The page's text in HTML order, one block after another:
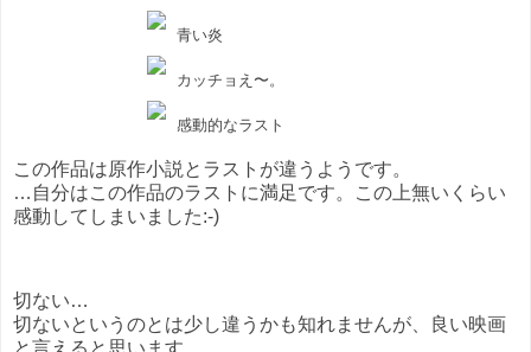
青い炎
カッチョえ〜。
感動的なラスト
この作品は原作小説とラストが違うようです。
…自分はこの作品のラストに満足です。この上無いくらい
感動してしまいました:-)
切ない…
切ないというのとは少し違うかも知れませんが、良い映画